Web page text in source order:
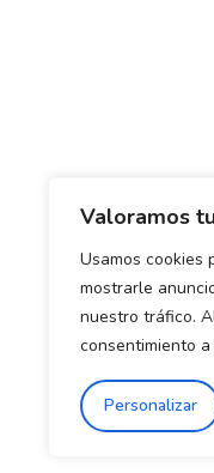
Valoramos
Usamos cookies
mostrarle
nuestro tráfico.
consentimiento
Personalizar
Política de envío